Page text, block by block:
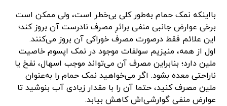
بااینکه نمک حمام به‌طور کلی بی‌خطر است، ولی ممکن است
برخی عوارض جانبی منفی براثرِ مصرف نادرست آن بروز کند؛
این علائم فقط درصورت مصرف خوراکی آن بروز می‌کنند.
اول از همه، منیزیم سولفات موجود در نمک اپسوم خاصیت
ملین دارد؛ بنابراین مصرف آن می‌تواند موجب اسهال، نفخ یا
ناراحتی معده بشود. اگر می‌خواهید نمک حمام را به‌عنوان
ملین مصرف کنید، حتما آن را با مقدار زیادی آب بنوشید تا
عوارض منفی گوارشی‌اش کاهش بیابد.